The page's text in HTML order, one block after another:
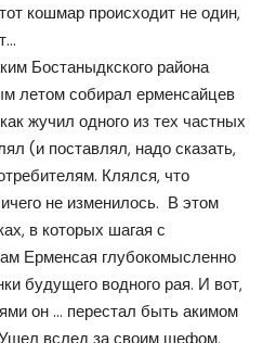
кошмар происходит не один,
Бостаныдкского района
летом собирал ерменсайцев
жучил одного из тех частных
(и поставлял, надо сказать,
Клялся, что
не изменилось. В этом
в которых шагая с
Ерменсая глубокомысленно
будущего водного рая. И вот,
он … перестал быть акимом
вслед за своим шефом,